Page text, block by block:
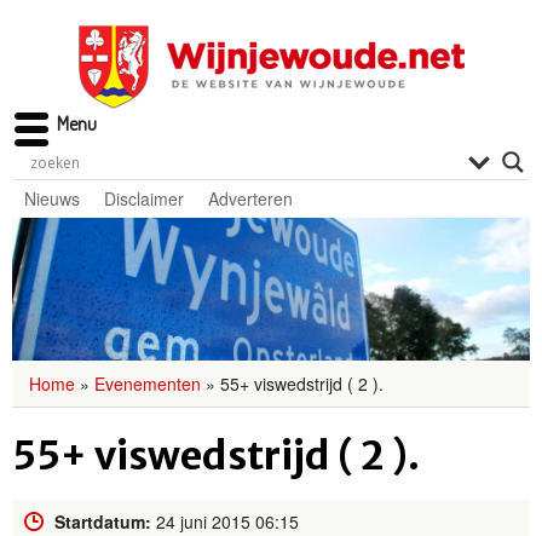
Nieuws Disclaimer Adverteren
Home » Evenementen » 55+ viswedstrijd ( 2 ).
55+ viswedstrijd ( 2 ).
Startdatum: 24 juni 2015 06:15
Menu